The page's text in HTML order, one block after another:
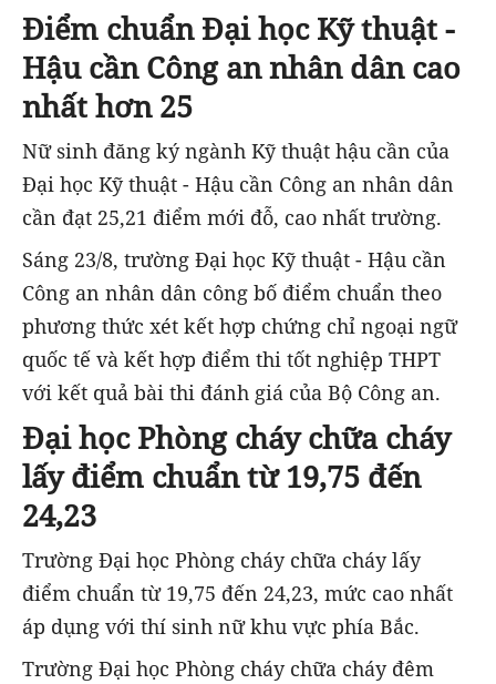
Điểm chuẩn Đại học Kỹ thuật -
Hậu cần Công an nhân dân cao
nhất hơn 25
Nữ sinh đăng ký ngành Kỹ thuật hậu cần của
Đại học Kỹ thuật - Hậu cần Công an nhân dân
cần đạt 25,21 điểm mới đỗ, cao nhất trường.
Sáng 23/8, trường Đại học Kỹ thuật - Hậu cần
Công an nhân dân công bố điểm chuẩn theo
phương thức xét kết hợp chứng chỉ ngoại ngữ
quốc tế và kết hợp điểm thi tốt nghiệp THPT
với kết quả bài thi đánh giá của Bộ Công an.
Đại học Phòng cháy chữa cháy
lấy điểm chuẩn từ 19,75 đến
24,23
Trường Đại học Phòng cháy chữa cháy lấy
điểm chuẩn từ 19,75 đến 24,23, mức cao nhất
áp dụng với thí sinh nữ khu vực phía Bắc.
Trường Đại học Phòng cháy chữa cháy đêm